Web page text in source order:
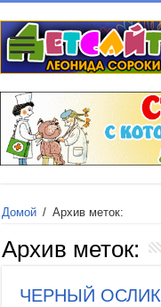
Домой / Архив меток:
Архив меток:
ЧЕРНЫЙ ОСЛИК